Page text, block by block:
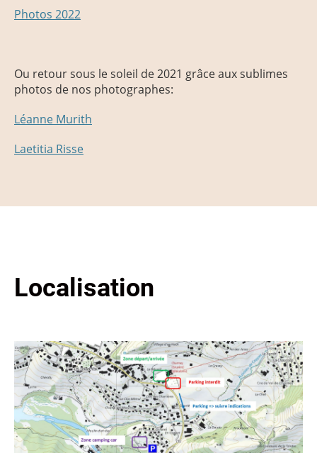
Photos 2022
Ou retour sous le soleil de 2021 grâce aux sublimes
photos de nos photographes:
Léanne Murith
Laetitia Risse
Localisation